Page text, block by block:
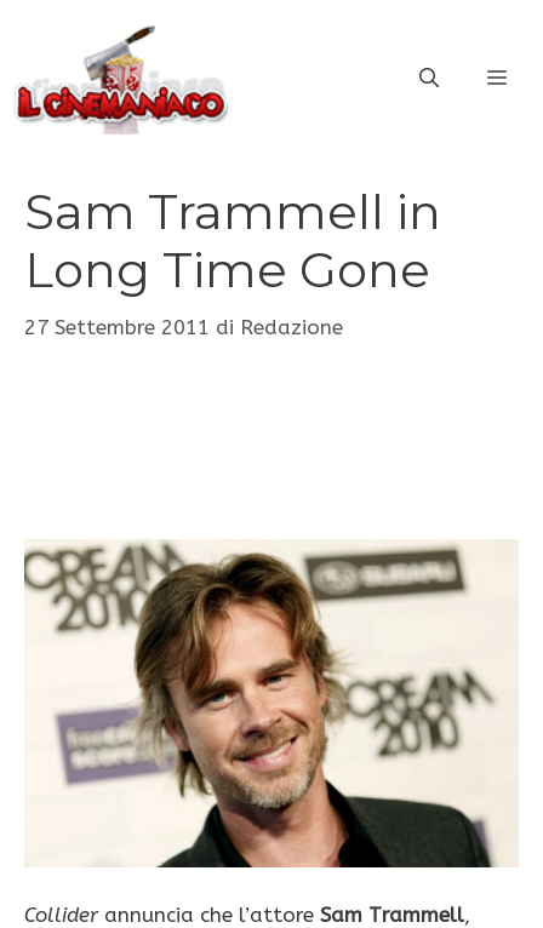
contenuto
Sam Trammell in
Long Time Gone
27 Settembre 2011 di Redazione
Colliderannuncia che l’attore Sam Trammell,